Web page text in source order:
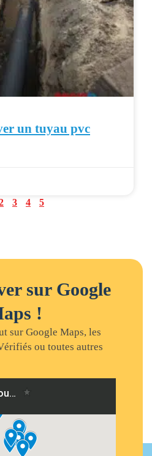
un tuyau pvc
3 4 5
sur Google
!
sur Google Maps, les
ou toutes autres